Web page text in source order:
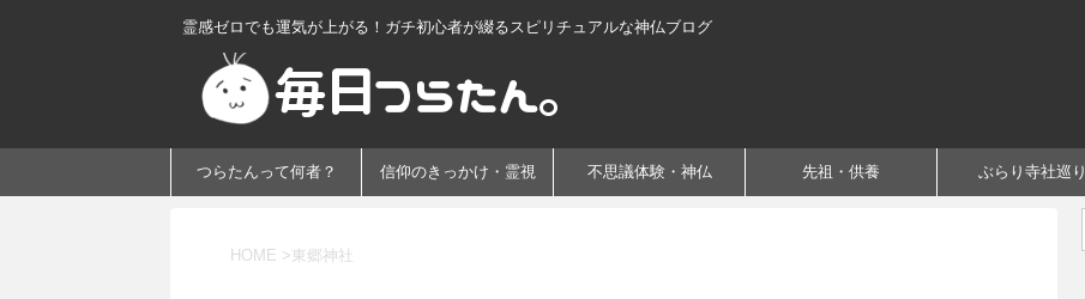
霊感ゼロでも運気が上がる！ガチ初心者が綴るスピリチュアルな神仏ブログ
つらたんって何者？ 信仰のきっかけ・霊視 不思議体験・神仏 先祖・供養 ぶらり寺社巡り
HOME > 東郷神社